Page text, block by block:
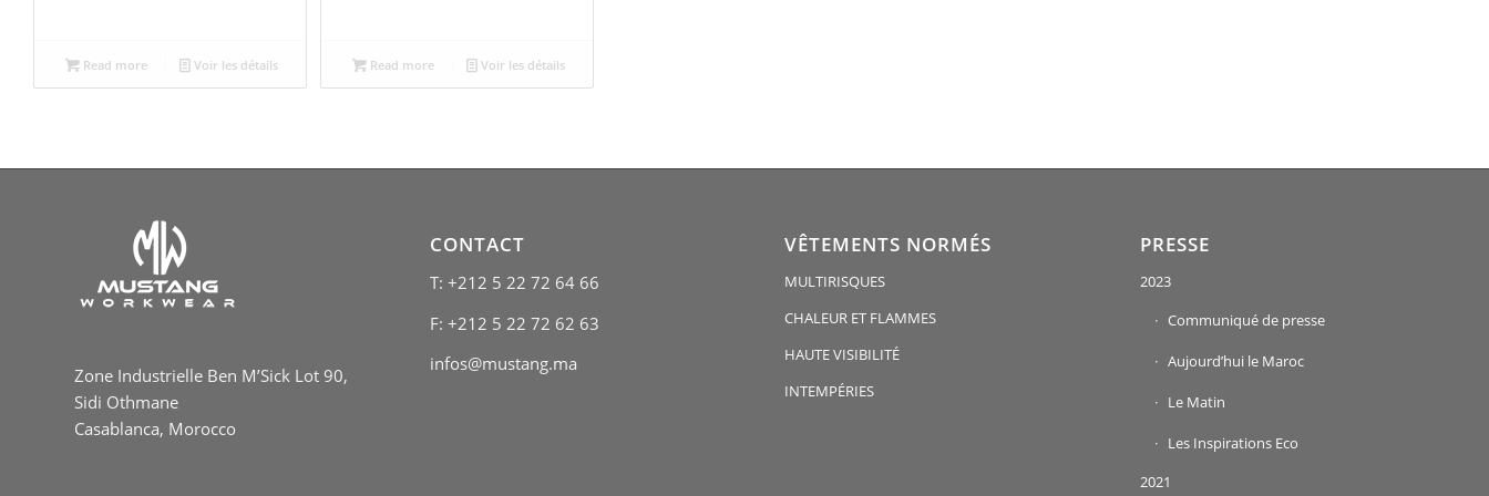
Read more Voir les détails Read more Voir les détails
Zone Industrielle Ben M’Sick Lot 90,
Sidi Othmane
Casablanca, Morocco
CONTACT
T: +212 5 22 72 64 66
F: +212 5 22 72 62 63
infos@mustang.ma
VÊTEMENTS NORMÉS
MULTIRISQUES
CHALEUR ET FLAMMES
HAUTE VISIBILITÉ
INTEMPÉRIES
PRESSE
2023
Communiqué de presse
Aujourd’hui le Maroc
Le Matin
Les Inspirations Eco
2021